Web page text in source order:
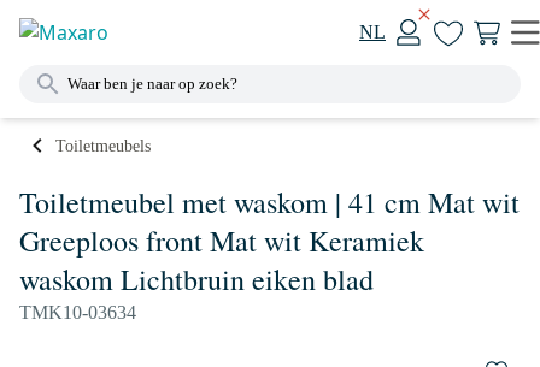
NL
Toiletmeubels
Toiletmeubel met waskom | 41 cm Mat wit
Greeploos front Mat wit Keramiek
waskom Lichtbruin eiken blad
TMK10-03634